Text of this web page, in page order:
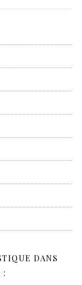
DANS
: